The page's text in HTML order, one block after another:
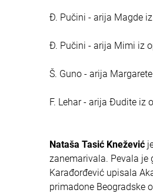
Đ. Pučini - arija Magde
Đ. Pučini - arija Mimi iz
Š. Guno - arija
F. Lehar - arija Đudite iz
Nataša Tasić Knežević
zanemarivala. Pevala je
Karađorđević upisala
primadone Beogradske